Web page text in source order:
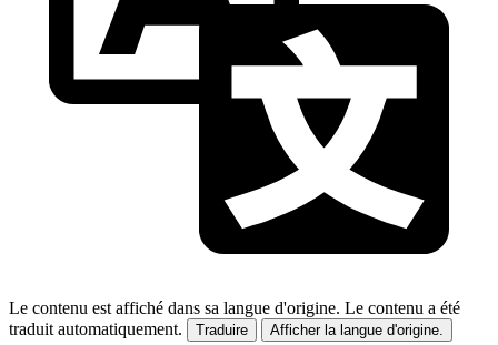
Le contenu est affiché dans sa langue d'origine. Le contenu a été
traduit automatiquement.
Traduire Afficher la langue d'origine.